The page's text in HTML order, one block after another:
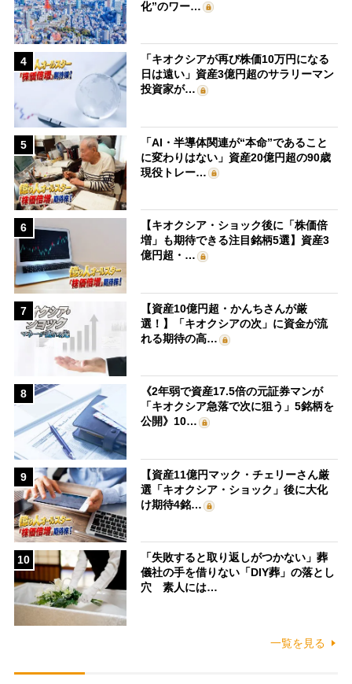
化”のワー…
4
「キオクシアが再び株価10万円になる
日は遠い」資産3億円超のサラリーマン
投資家が…
5
「AI・半導体関連が“本命”であること
に変わりはない」資産20億円超の90歳
現役トレー…
6
【キオクシア・ショック後に「株価倍
増」も期待できる注目銘柄5選】資産3
億円超・…
7
【資産10億円超・かんちさんが厳
選！】「キオクシアの次」に資金が流
れる期待の高…
8
《2年弱で資産17.5倍の元証券マンが
「キオクシア急落で次に狙う」5銘柄を
公開》10…
9
【資産11億円マック・チェリーさん厳
選「キオクシア・ショック」後に大化
け期待4銘…
10
「失敗すると取り返しがつかない」葬
儀社の手を借りない「DIY葬」の落とし
穴 素人には…
一覧を見る